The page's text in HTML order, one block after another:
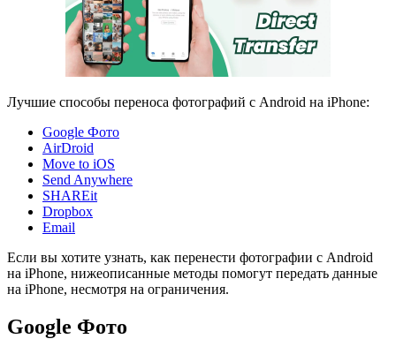
Лучшие способы переноса фотографий с Android на iPhone:
Google Фото
AirDroid
Move to iOS
Send Anywhere
SHAREit
Dropbox
Email
Если вы хотите узнать, как перенести фотографии с Android
на iPhone, нижеописанные методы помогут передать данные
на iPhone, несмотря на ограничения.
Google Фото